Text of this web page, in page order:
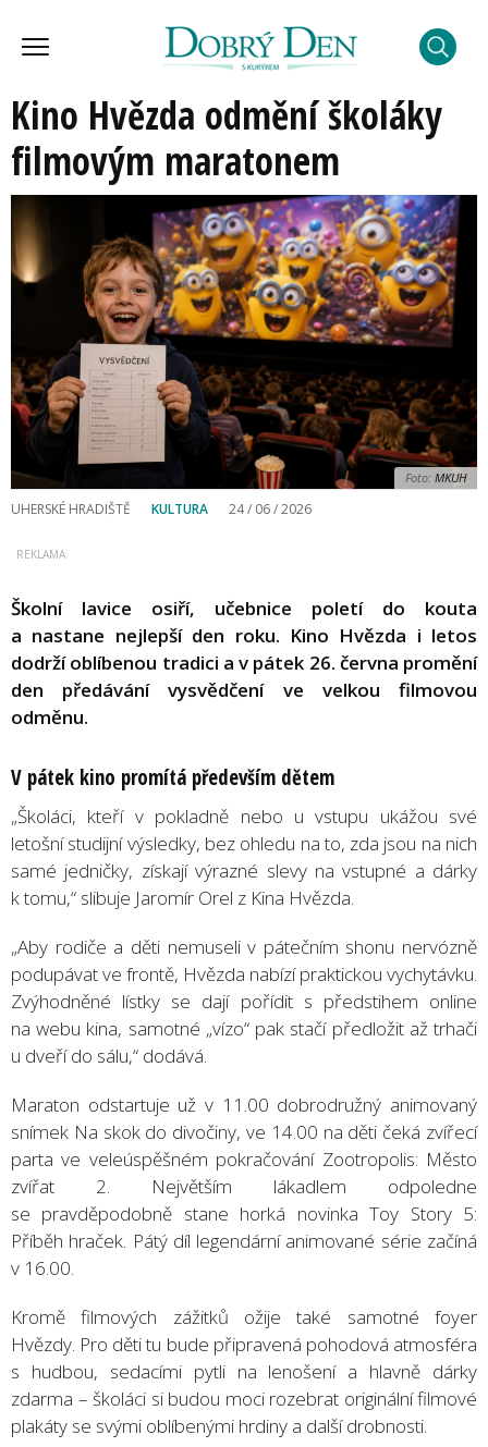
Kino Hvězda odmění školáky
filmovým maratonem
Foto: MKUH
UHERSKÉ HRADIŠTĚ KULTURA 24 / 06 / 2026
Školní lavice osiří, učebnice poletí do kouta
a nastane nejlepší den roku. Kino Hvězda i letos
dodrží oblíbenou tradici a v pátek 26. června promění
den předávání vysvědčení ve velkou filmovou
odměnu.
V pátek kino promítá především dětem
„Školáci, kteří v pokladně nebo u vstupu ukážou své
letošní studijní výsledky, bez ohledu na to, zda jsou na nich
samé jedničky, získají výrazné slevy na vstupné a dárky
k tomu,“ slibuje Jaromír Orel z Kina Hvězda.
„Aby rodiče a děti nemuseli v pátečním shonu nervózně
podupávat ve frontě, Hvězda nabízí praktickou vychytávku.
Zvýhodněné lístky se dají pořídit s předstihem online
na webu kina, samotné „vízo“ pak stačí předložit až trhači
u dveří do sálu,“ dodává.
Maraton odstartuje už v 11.00 dobrodružný animovaný
snímek Na skok do divočiny, ve 14.00 na děti čeká zvířecí
parta ve veleúspěšném pokračování Zootropolis: Město
zvířat 2. Největším lákadlem odpoledne
se pravděpodobně stane horká novinka Toy Story 5:
Příběh hraček. Pátý díl legendární animované série začíná
v 16.00.
Kromě filmových zážitků ožije také samotné foyer
Hvězdy. Pro děti tu bude připravená pohodová atmosféra
s hudbou, sedacími pytli na lenošení a hlavně dárky
zdarma – školáci si budou moci rozebrat originální filmové
plakáty se svými oblíbenými hrdiny a další drobnosti.